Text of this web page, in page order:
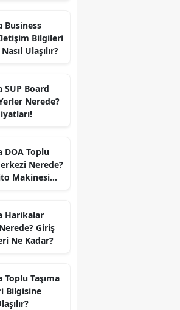
Business
Bilgileri
Ulaşılır?
SUP Board
Nerede?
DOA Toplu
Nerede?
Makinesi
Harikalar
Giriş
Ne Kadar?
Toplu Taşıma
Bilgisine